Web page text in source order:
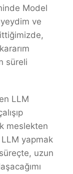
Model
ve
süreli
LLM
meslekten
yapmak
uzun